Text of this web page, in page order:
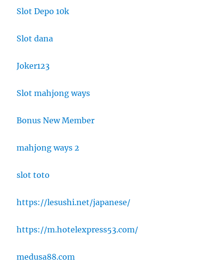
Slot Depo 10k
Slot dana
Joker123
Slot mahjong ways
Bonus New Member
mahjong ways 2
slot toto
https://lesushi.net/japanese/
https://m.hotelexpress53.com/
medusa88.com